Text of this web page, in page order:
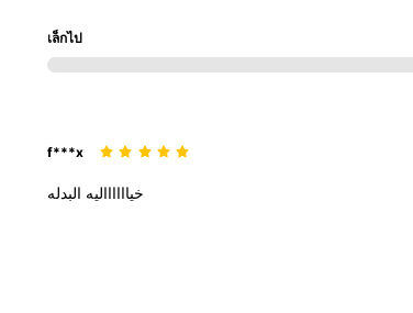
เล็กไป
f***x
خيااااااليه البدله